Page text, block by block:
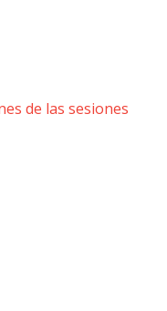
de las sesiones